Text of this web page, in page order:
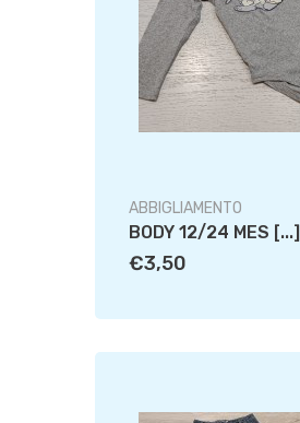
ABBIGLIAMENTO
BODY 12/24 MES [...]
€3,50